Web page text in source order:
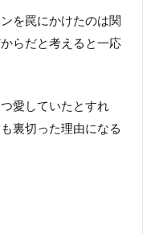
を罠にかけたのは関
らだと考えると一応
愛していたとすれ
裏切った理由になる